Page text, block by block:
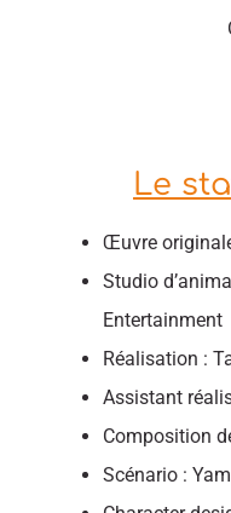
Le
Œuvre
Studio
Entertainment
Réalisation :
Assistant
Composition
Scénario :